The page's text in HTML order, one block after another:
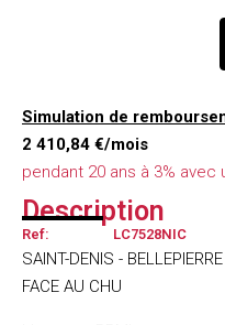
Simulation de
2 410,84 €/mois
pendant 20 ans à 3% avec
Description
Ref: LC7528NIC
SAINT-DENIS -
FACE AU CHU